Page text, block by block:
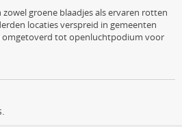
groene blaadjes als ervaren rotten
locaties verspreid in gemeenten
tot openluchtpodium voor